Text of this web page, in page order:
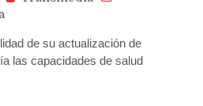
de su actualización de
las capacidades de salud